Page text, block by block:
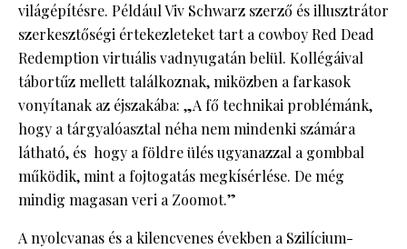
világépítésre. Például Viv Schwarz szerző és illusztrátor
szerkesztőségi értekezleteket tart a cowboy Red Dead
Redemption virtuális vadnyugatán belül. Kollégáival
tábortűz mellett találkoznak, miközben a farkasok
vonyítanak az éjszakába: „A fő technikai problémánk,
hogy a tárgyalóasztal néha nem mindenki számára
látható, és hogy a földre ülés ugyanazzal a gombbal
működik, mint a fojtogatás megkísérlése. De még
mindig magasan veri a Zoomot.”
A nyolcvanas és a kilencvenes években a Szilícium-